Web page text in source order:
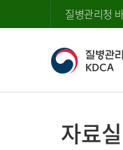
질병관리청
자료실